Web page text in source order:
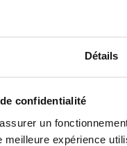
Détails
confidentialité
un
expérience
protection totale
comprises entre -40
à cloche pour un
rapide et sûre des